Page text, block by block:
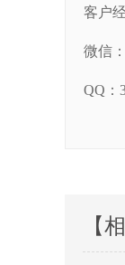
客户
微信
QQ：
【